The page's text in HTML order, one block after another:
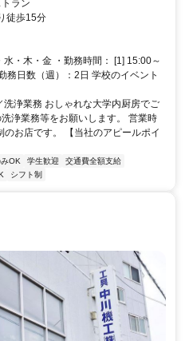
ラン
徒歩15分
・木・金 ・勤務時間： [1] 15:00～
務日数（週）：2日 学校のイベント
浄業務 おしゃれな大学内厨房でご
浄業務等をお願いします。 営業時
お店です。 【当社のアピールポイ
OK 学生歓迎
交通費全額支給
シフト制